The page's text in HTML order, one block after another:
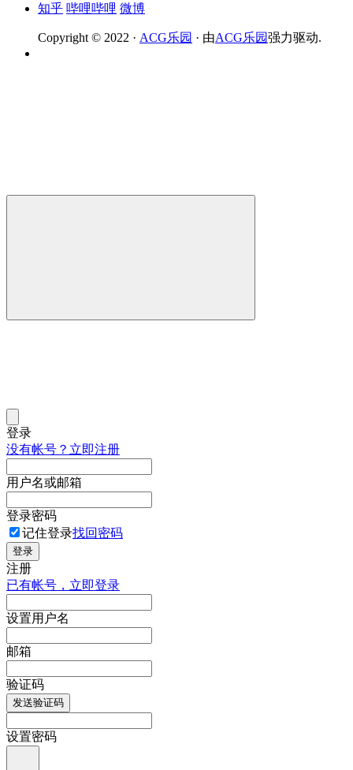
知乎 哔哩哔哩 微博
Copyright © 2022 · ACG乐园 · 由ACG乐园强力驱动.
登录
没有帐号？立即注册
用户名或邮箱
登录密码
记住登录找回密码
登录
注册
已有帐号，立即登录
设置用户名
邮箱
验证码
发送验证码
设置密码